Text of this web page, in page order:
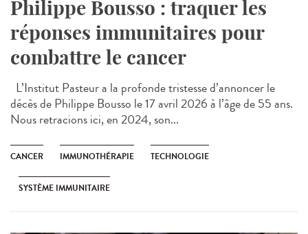
Philippe Bousso : traquer les
réponses immunitaires pour
combattre le cancer
L’Institut Pasteur a la profonde tristesse d’annoncer le
décès de Philippe Bousso le 17 avril 2026 à l’âge de 55 ans.
Nous retracions ici, en 2024, son...
CANCER IMMUNOTHÉRAPIE TECHNOLOGIE
SYSTÈME IMMUNITAIRE